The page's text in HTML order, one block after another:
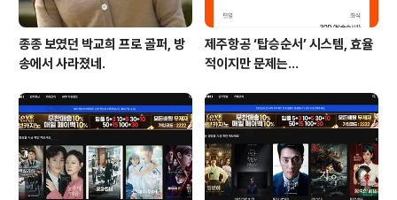
종종 보였던 박교희 프로 골퍼, 방
송에서 사라졌네.
제주항공 ‘탑승순서’ 시스템, 효율
적이지만 문제는…